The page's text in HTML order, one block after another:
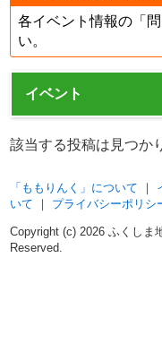
各イベント情報の「
い。
イベント
該当する投稿は見つか
「ももりんく」について
いて
プライバシーポリシ
Copyright (c) 2026 ふくしま
Reserved.